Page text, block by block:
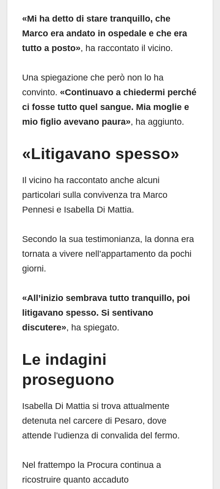
«Mi ha detto di stare tranquillo, che
Marco era andato in ospedale e che era
tutto a posto», ha raccontato il vicino.
Una spiegazione che però non lo ha
convinto. «Continuavo a chiedermi perché
ci fosse tutto quel sangue. Mia moglie e
mio figlio avevano paura», ha aggiunto.
«Litigavano spesso»
Il vicino ha raccontato anche alcuni
particolari sulla convivenza tra Marco
Pennesi e Isabella Di Mattia.
Secondo la sua testimonianza, la donna era
tornata a vivere nell’appartamento da pochi
giorni.
«All’inizio sembrava tutto tranquillo, poi
litigavano spesso. Si sentivano
discutere», ha spiegato.
Le indagini
proseguono
Isabella Di Mattia si trova attualmente
detenuta nel carcere di Pesaro, dove
attende l’udienza di convalida del fermo.
Nel frattempo la Procura continua a
ricostruire quanto accaduto